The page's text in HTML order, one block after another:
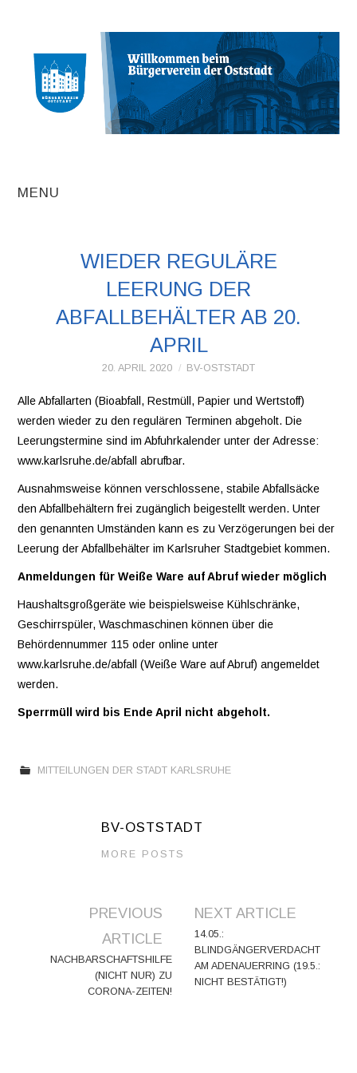
MENU
BEITRÄGE
TERMINE
INITIATIVEN UND
VEREINE
WIR ÜBER UNS
UMSCHAU
EAST SIDE URBAN
ART
KONTAKT
WIEDER REGULÄRE
LEERUNG DER
ABFALLBEHÄLTER AB 20.
APRIL
20. APRIL 2020 BV-OSTSTADT
Alle Abfallarten (Bioabfall, Restmüll, Papier und Wertstoff)
werden wieder zu den regulären Terminen abgeholt. Die
Leerungstermine sind im Abfuhrkalender unter der Adresse:
www.karlsruhe.de/abfall abrufbar.
Ausnahmsweise können verschlossene, stabile Abfallsäcke
den Abfallbehältern frei zugänglich beigestellt werden. Unter
den genannten Umständen kann es zu Verzögerungen bei der
Leerung der Abfallbehälter im Karlsruher Stadtgebiet kommen.
Anmeldungen für Weiße Ware auf Abruf wieder möglich
Haushaltsgroßgeräte wie beispielsweise Kühlschränke,
Geschirrspüler, Waschmaschinen können über die
Behördennummer 115 oder online unter
www.karlsruhe.de/abfall (Weiße Ware auf Abruf) angemeldet
werden.
Sperrmüll wird bis Ende April nicht abgeholt.
MITTEILUNGEN DER STADT KARLSRUHE
BV-OSTSTADT
MORE POSTS
Navigation
PREVIOUS
ARTICLE
NACHBARSCHAFTSHILFE
(NICHT NUR) ZU
CORONA-ZEITEN!
NEXT ARTICLE
14.05.:
BLINDGÄNGERVERDACHT
AM ADENAUERRING (19.5.:
NICHT BESTÄTIGT!)